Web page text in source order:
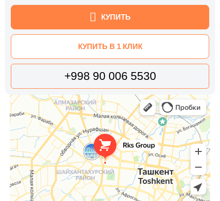
КУПИТЬ
КУПИТЬ В 1 КЛИК
+998 90 006 5530